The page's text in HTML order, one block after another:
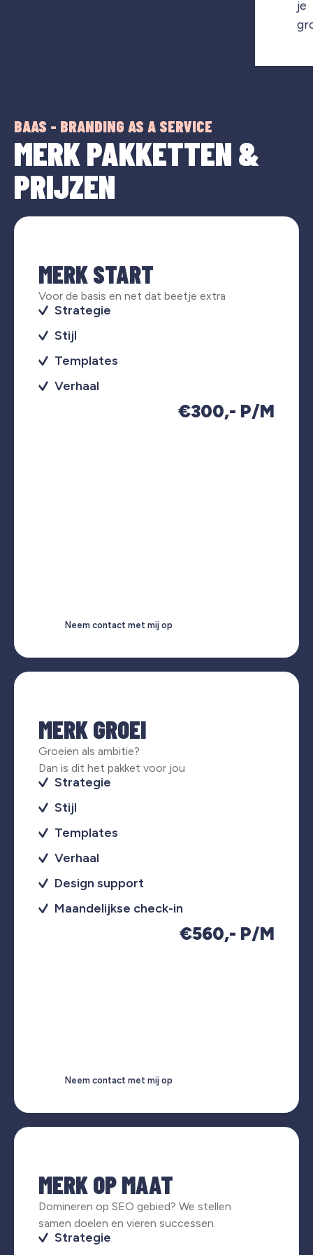
je
BAAS - BRANDING AS A SERVICE
MERK PAKKETTEN &
PRIJZEN
MERK START
Voor de basis en net dat beetje extra
Strategie
Stijl
Templates
Verhaal
€300,- P/M
Neem contact met mij op
MERK GROEI
Groeien als ambitie?
Dan is dit het pakket voor jou
Strategie
Stijl
Templates
Verhaal
Design support
Maandelijkse check-in
€560,- P/M
Neem contact met mij op
MERK OP MAAT
Domineren op SEO gebied? We stellen
samen doelen en vieren successen.
Strategie